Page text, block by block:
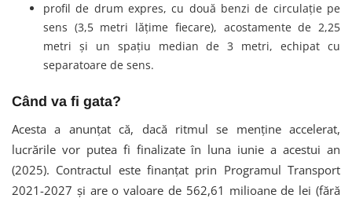
profil de drum expres, cu două benzi de circulație pe
sens (3,5 metri lățime fiecare), acostamente de 2,25
metri și un spațiu median de 3 metri, echipat cu
separatoare de sens.
Când va fi gata?
Acesta a anunțat că, dacă ritmul se menține accelerat,
lucrările vor putea fi finalizate în luna iunie a acestui an
(2025). Contractul este finanțat prin Programul Transport
2021-2027 și are o valoare de 562,61 milioane de lei (fără